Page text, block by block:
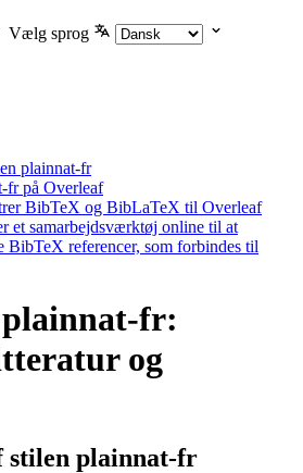
Vælg sprog
plainnat-fr
fr på Overleaf
BibTeX og BibLaTeX til Overleaf
et samarbejdsværktøj online til at
BibTeX referencer, som forbindes til
fr:
og
stilen plainnat-fr